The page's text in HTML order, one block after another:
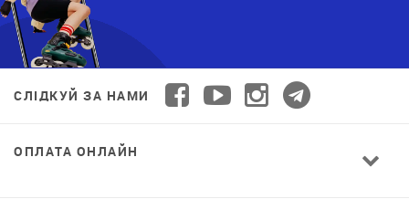
СЛІДКУЙ ЗА НАМИ
ОПЛАТА ОНЛАЙН